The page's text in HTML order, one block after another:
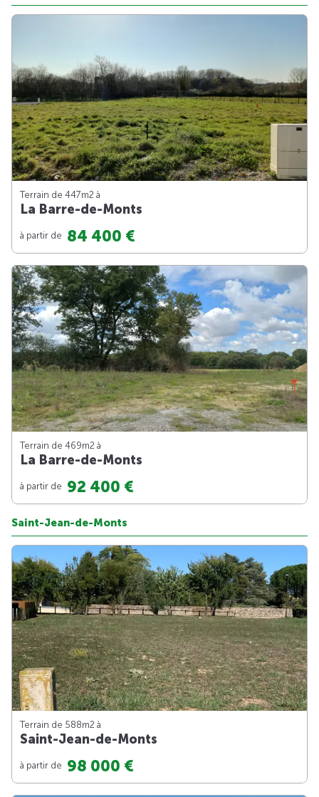
Terrain de 447m2 à
La Barre-de-Monts
à partir de 84 400 €
Terrain de 469m2 à
La Barre-de-Monts
à partir de 92 400 €
Saint-Jean-de-Monts
Terrain de 588m2 à
Saint-Jean-de-Monts
à partir de 98 000 €